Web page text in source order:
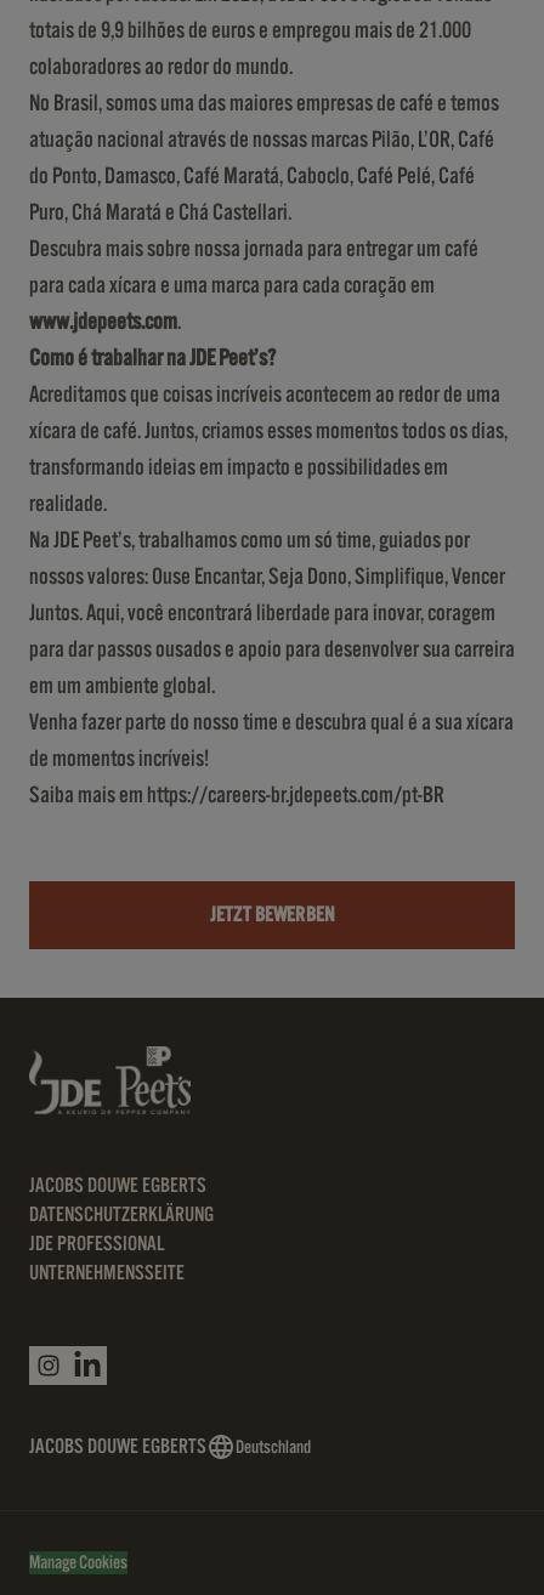
totais de 9,9 bilhões de euros e empregou mais de 21.000
colaboradores ao redor do mundo.
No Brasil, somos uma das maiores empresas de café e temos
atuação nacional através de nossas marcas Pilão, L’OR, Café
do Ponto, Damasco, Café Maratá, Caboclo, Café Pelé, Café
Puro, Chá Maratá e Chá Castellari.
Descubra mais sobre nossa jornada para entregar um café
para cada xícara e uma marca para cada coração em
www.jdepeets.com.
Como é trabalhar na JDE Peet’s?
Acreditamos que coisas incríveis acontecem ao redor de uma
xícara de café. Juntos, criamos esses momentos todos os dias,
transformando ideias em impacto e possibilidades em
realidade.
Na JDE Peet’s, trabalhamos como um só time, guiados por
nossos valores: Ouse Encantar, Seja Dono, Simplifique, Vencer
Juntos. Aqui, você encontrará liberdade para inovar, coragem
para dar passos ousados e apoio para desenvolver sua carreira
em um ambiente global.
Venha fazer parte do nosso time e descubra qual é a sua xícara
de momentos incríveis!
Saiba mais em https://careers-br.jdepeets.com/pt-BR
JETZT BEWERBEN
JACOBS DOUWE EGBERTS
DATENSCHUTZERKLÄRUNG
JDE PROFESSIONAL
UNTERNEHMENSSEITE
JACOBS DOUWE EGBERTS Deutschland
Manage Cookies